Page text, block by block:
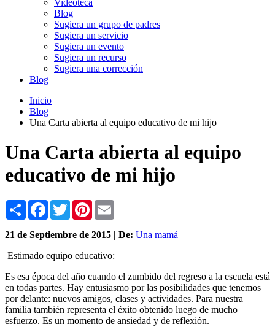
Blog
Sugiera un grupo de padres
Sugiera un servicio
Sugiera un evento
Sugiera un recurso
Sugiera una corrección
Blog
Inicio
Blog
Una Carta abierta al equipo educativo de mi hijo
Una Carta abierta al equipo
educativo de mi hijo
Share Facebook
TwitterPinterest
21 de Septiembre de 2015 | De: Una mamá
Estimado equipo educativo:
Es esa época del año cuando el zumbido del regreso a la escuela está
en todas partes. Hay entusiasmo por las posibilidades que tenemos
por delante: nuevos amigos, clases y actividades. Para nuestra
familia también representa el éxito obtenido luego de mucho
esfuerzo. Es un momento de ansiedad y de reflexión.